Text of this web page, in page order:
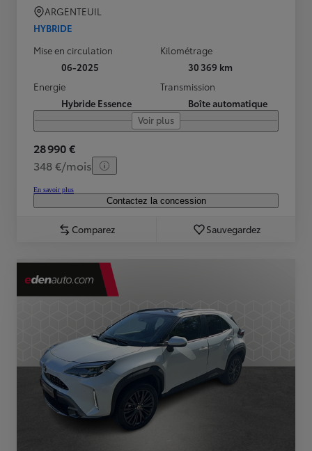
ARGENTEUIL
HYBRIDE
Mise en circulation
06-2025
Kilométrage
30 369 km
Energie
Hybride Essence
Transmission
Boîte automatique
Voir plus
28 990 €
348 €/mois
En savoir plus
Contactez la concession
Comparez Sauvegardez